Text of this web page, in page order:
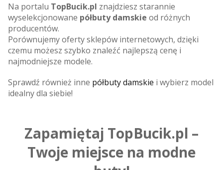
Na portalu TopBucik.pl znajdziesz starannie
wyselekcjonowane półbuty damskie od różnych
producentów.
Porównujemy oferty sklepów internetowych, dzięki
czemu możesz szybko znaleźć najlepszą cenę i
najmodniejsze modele.
Sprawdź również inne półbuty damskie i wybierz model
idealny dla siebie!
Zapamiętaj TopBucik.pl –
Twoje miejsce na modne